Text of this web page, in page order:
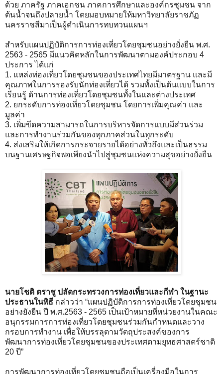
ด้วย ภาครัฐ ภาคเอกชน ภาคการศึกษาและองค์กรชุมชน จาก
ต้นน้ำจนถึงปลายน้ำ โดยมอบหมายให้มหาวิทยาลัยราชภัฏ
นครราชสีมาเป็นผู้ดำเนินการทบทวนแผนฯ
สำหรับแผนปฏิบัติการการท่องเที่ยวโดยชุมชนอย่างยั่งยืน พ.ศ.
2563 - 2565 มีแนวคิดหลักในการพัฒนาตามองค์ประกอบ 4
ประการ ได้แก่
1. แหล่งท่องเที่ยวโดยชุมชนของประเทศไทยมีมาตรฐาน และมี
คุณภาพในการรองรับนักท่องเที่ยวได้ รวมทั้งเป็นต้นแบบในการ
เรียนรู้ ด้านการท่องเที่ยวโดยชุมชนทั้งในและต่างประเทศ
2. ยกระดับการท่องเที่ยวโดยชุมชน โดยการเพิ่มคุณค่า และ
มูลค่า
3. เพิ่มขีดความสามารถในการบริหารจัดการแบบมีส่วนร่วม
และการทำงานร่วมกันของทุกภาคส่วนในทุกระดับ
4. ส่งเสริมให้เกิดการกระจายรายได้อย่างทั่วถึงและเป็นธรรม
บนฐานเศรษฐกิจพอเพียงนำไปสู่ชุมชนแห่งความสุขอย่างยั่งยืน
นายโชติ ตราชู ปลัดกระทรวงการท่องเที่ยวและกีฬา ในฐานะ
ประธานในพิธี กล่าวว่า “แผนปฏิบัติการการท่องเที่ยวโดยชุมชน
อย่างยังยืน ปี พ.ศ.2563 - 2565 เป็นเป้าหมายที่หน่วยงานในคณะ
อนุกรรมการการท่องเที่ยวโดยชุมชนร่วมกันกำหนดและวาง
กรอบการทำงาน เพื่อให้บรรลุตามวัตถุประสงค์ของการ
พัฒนาการท่องเที่ยวโดยชุมชนของประเทศตามยุทธศาสตร์ชาติ
20 ปี”
การพัฒนาการท่องเที่ยวโดยชุมชนถือเป็นเครื่องมือในการ